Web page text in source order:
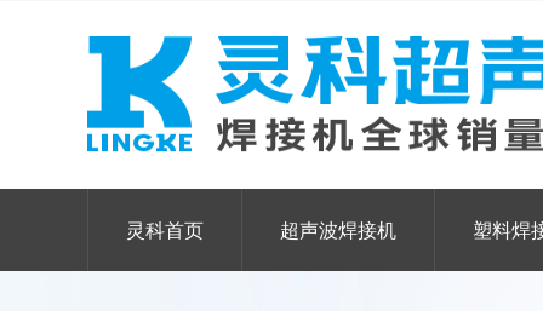
灵科首页 超声波焊接机 塑料焊